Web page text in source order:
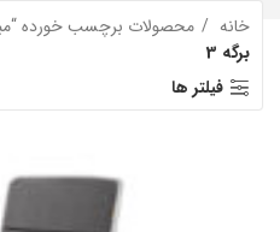
خانه
محصولات برچسب خورده
برگه 3
فیلتر ها